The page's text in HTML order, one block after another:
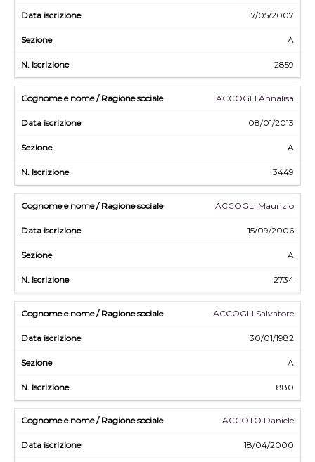
17/05/2007
A
2859
ACCOGLI Annalisa
08/01/2013
A
3449
ACCOGLI Maurizio
15/09/2006
A
2734
ACCOGLI Salvatore
30/01/1982
A
880
ACCOTO Daniele
18/04/2000